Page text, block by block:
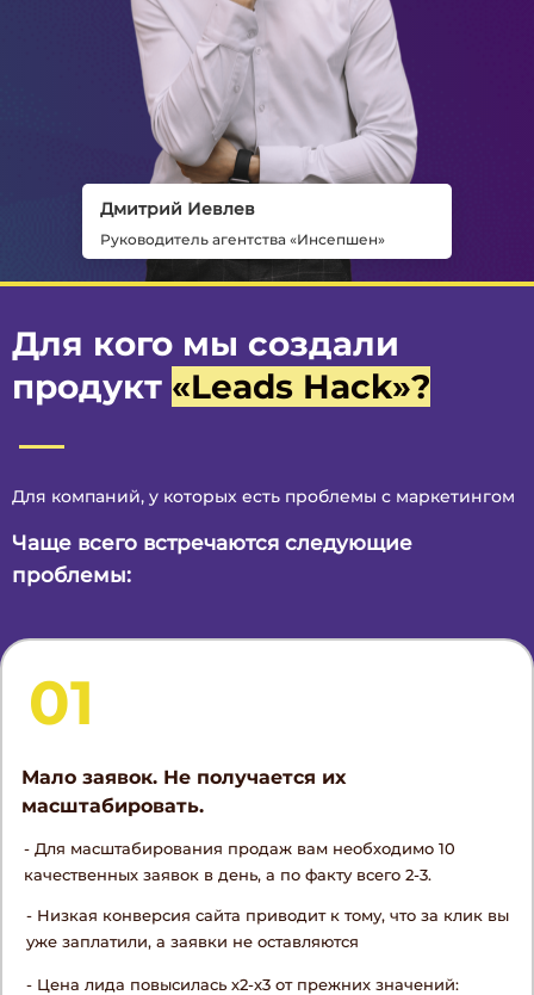
Дмитрий Иевлев
Руководитель агентства «Инсепшен»
Для кого мы создали
продукт «Leads Hack»?
Для компаний, у которых есть проблемы с маркетингом
Чаще всего встречаются следующие
проблемы:
01
Мало заявок. Не получается их
масштабировать.
- Для масштабирования продаж вам необходимо 10
качественных заявок в день, а по факту всего 2-3.
- Низкая конверсия сайта приводит к тому, что за клик вы
уже заплатили, а заявки не оставляются
- Цена лида повысилась х2-х3 от прежних значений: